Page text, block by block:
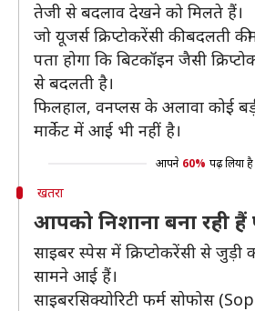
तेजी से बदलाव देखने को मिलते हैं।
जो यूजर्स क्रिप्टोकरेंसी की बदलती
पता होगा कि बिटकॉइन जैसी
से बदलती है।
फिलहाल, वनप्लस के अलावा कोई
मार्केट में आई भी नहीं है।
आपने 60% पढ़ लिया है
खतरा
आपको निशाना बना रही
साइबर स्पेस में क्रिप्टोकरेंसी से
सामने आई हैं।
साइबरसिक्योरिटी फर्म सोफोस